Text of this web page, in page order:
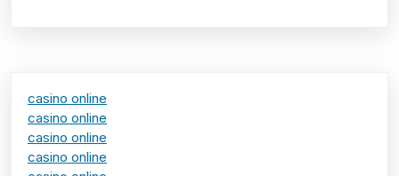
casino online
casino online
casino online
casino online